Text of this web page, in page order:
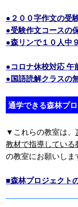
●２００字作文の受
●受験作文コースの
●森リンで１０人中
●コロナ休校対応 午
●国語読解クラスの
通学できる森林プ
▼これらの教室は、
教材で指導している
の教室にお願いしま
■森林プロジェクト